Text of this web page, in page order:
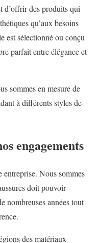
d’offrir des produits qui
qu’aux besoins
est sélectionné ou conçu
parfait entre élégance et
sommes en mesure de
à différents styles de
engagements
Nous sommes
doit pouvoir
nombreuses années tout
des matériaux